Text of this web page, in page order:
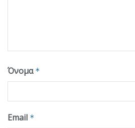
Όνομα *
Email *